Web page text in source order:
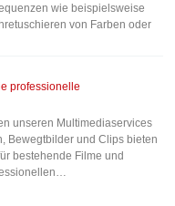
wie beispielsweise
von Farben oder
professionelle
unseren Multimediaservices
Bewegtbilder und Clips bieten
bestehende Filme und